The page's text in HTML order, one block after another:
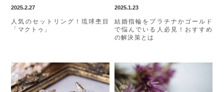
2025.2.27
人気のセットリング！琉球杢目
「マクトゥ」
2025.1.23
結婚指輪をプラチナかゴールド
で悩んでいる人必見！おすすめ
の解決策とは